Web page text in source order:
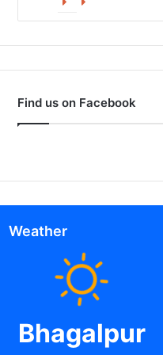
Facebook
X
Find us on Facebook
Weather
Bhagalpur